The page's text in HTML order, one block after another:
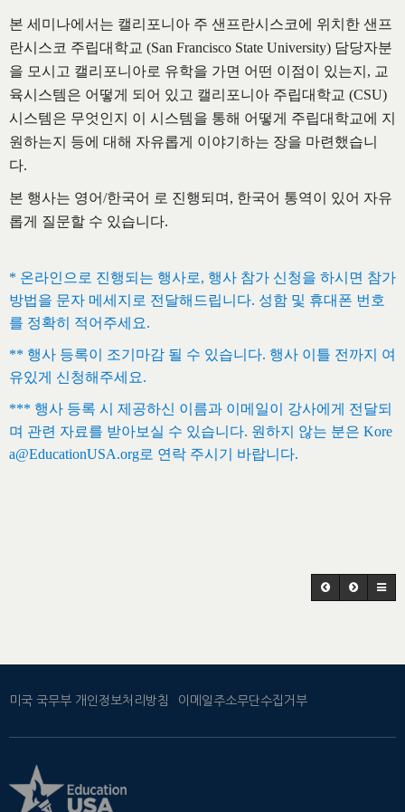
본 세미나에서는 캘리포니아 주 샌프란시스코에 위치한 샌프
란시스코 주립대학교 (San Francisco State University) 담당자분
을 모시고 캘리포니아로 유학을 가면 어떤 이점이 있는지, 교
육시스템은 어떻게 되어 있고 캘리포니아 주립대학교 (CSU)
시스템은 무엇인지 이 시스템을 통해 어떻게 주립대학교에 지
원하는지 등에 대해 자유롭게 이야기하는 장을 마련했습니
다.
본 행사는 영어/한국어 로 진행되며, 한국어 통역이 있어 자유
롭게 질문할 수 있습니다.
* 온라인으로 진행되는 행사로, 행사 참가 신청을 하시면 참가
방법을 문자 메세지로 전달해드립니다. 성함 및 휴대폰 번호
를 정확히 적어주세요.
** 행사 등록이 조기마감 될 수 있습니다. 행사 이틀 전까지 여
유있게 신청해주세요.
*** 행사 등록 시 제공하신 이름과 이메일이 강사에게 전달되
며 관련 자료를 받아보실 수 있습니다. 원하지 않는 분은 Kore
a@EducationUSA.org로 연락 주시기 바랍니다.
미국 국무부 개인정보처리방침 이메일주소무단수집거부